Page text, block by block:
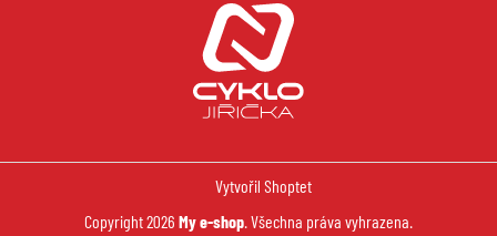
Vytvořil Shoptet
Copyright 2026 My e-shop. Všechna práva vyhrazena.